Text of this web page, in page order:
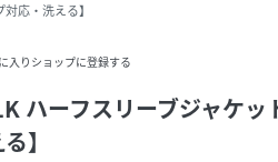
応・洗える】
入りショップに登録する
ハーフスリーブジャケッ
】